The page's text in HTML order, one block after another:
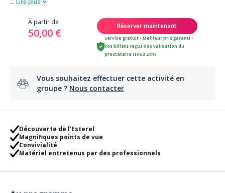
... Lire plus
À partir de
50,00 €
Réserver maintenant
Service gratuit - Meilleur prix garanti -
vos billets reçus dès validation du
prestataire (sous 24h)
Vous souhaitez effectuer cette activité en
groupe ? Nous contacter
Découverte de l’Esterel
Magnifiques points de vue
Convivialité
Matériel entretenus par des professionnels